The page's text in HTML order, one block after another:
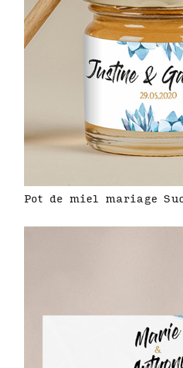
Pot de miel mariage